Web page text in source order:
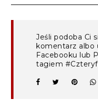
Jeśli podoba Ci
komentarz albo
Facebooku lub
tagiem